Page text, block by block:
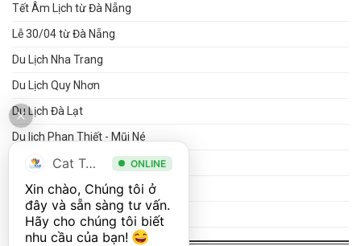
Tết Âm Lịch từ Đà Nẵng
Lễ 30/04 từ Đà Nẵng
Du Lịch Nha Trang
Du Lịch Quy Nhơn
Du Lịch Đà Lạt
Du lịch Phan Thiết - Mũi Né
Du Lịch Cát Bà
Du Lịch Móng Cái - Trà Cổ
Du Lịch Cô Tô
Cat Tour ONLINE
Xin chào, Chúng tôi ở
đây và sẵn sàng tư vấn.
Hãy cho chúng tôi biết
nhu cầu của bạn!